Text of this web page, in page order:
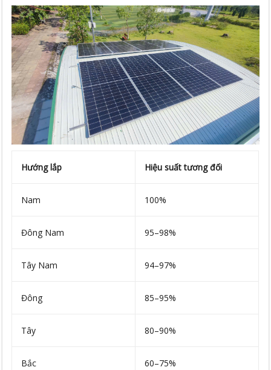
Hướng lắp Hiệu suất tương đối
Nam 100%
Đông Nam 95–98%
Tây Nam 94–97%
Đông 85–95%
Tây 80–90%
Bắc 60–75%